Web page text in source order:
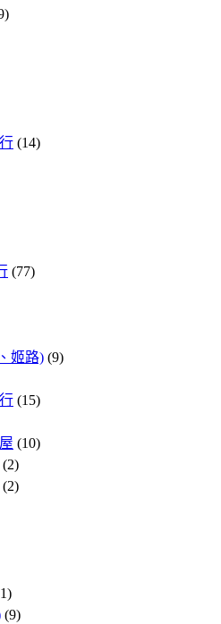
(14)
(77)
姬路) (9)
(15)
(10)
(2)
(2)
(9)